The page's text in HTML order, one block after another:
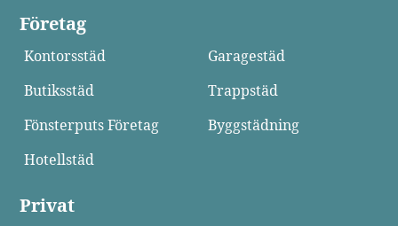
Företag
Kontorsstäd
Garagestäd
Butiksstäd
Trappstäd
Fönsterputs Företag
Byggstädning
Hotellstäd
Privat